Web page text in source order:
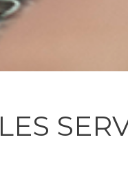
LES